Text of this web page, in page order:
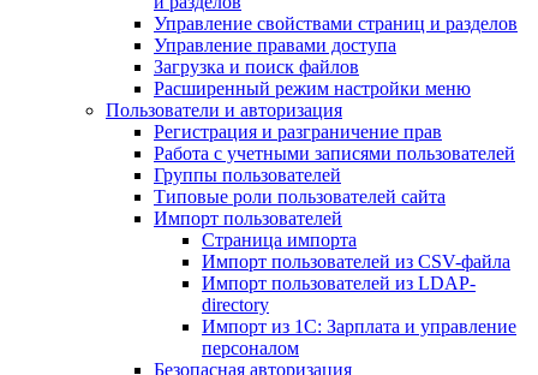
Управление свойствами страниц и разделов
Управление правами доступа
Загрузка и поиск файлов
Расширенный режим настройки меню
Пользователи и авторизация
Регистрация и разграничение прав
Работа с учетными записями пользователей
Группы пользователей
Типовые роли пользователей сайта
Импорт пользователей
Страница импорта
Импорт пользователей из CSV-файла
Импорт пользователей из LDAP-
directory
Импорт из 1С: Зарплата и управление
персоналом
Безопасная авторизация